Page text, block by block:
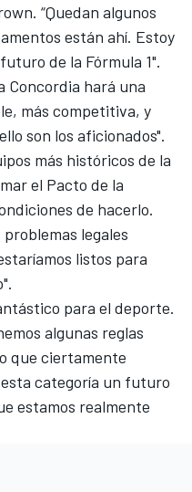
“Quedan algunos
están ahí. Estoy
de la Fórmula 1".
Concordia hará una
más competitiva, y
son los aficionados".
más históricos de la
el Pacto de la
de hacerlo.
legales
listos para
para el deporte.
algunas reglas
que ciertamente
categoría un futuro
estamos realmente